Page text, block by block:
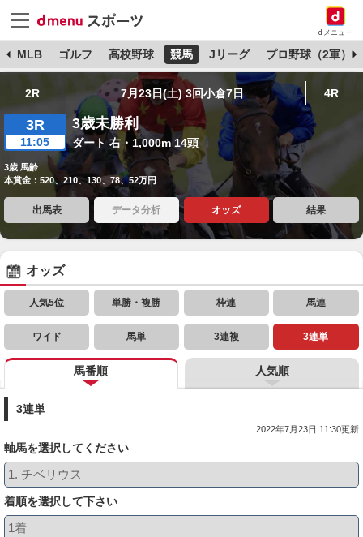
dメニュー
MLB ゴルフ 高校野球 競馬 Jリーグ プロ野球（2軍）
2R 7月23日(土) 3回小倉7日 4R
3R
11:05
3歳未勝利
ダート 右・1,000m 14頭
3歳 馬齢
本賞金：520、210、130、78、52万円
出馬表 データ分析 オッズ 結果
オッズ
人気5位 単勝・複勝 枠連 馬連
ワイド 馬単 3連複 3連単
馬番順 人気順
3連単
2022年7月23日 11:30更新
軸馬を選択してください
着順を選択して下さい